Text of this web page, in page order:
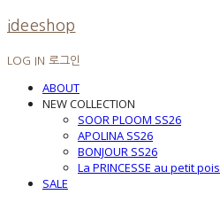
ideeshop
LOG IN 로그인
ABOUT
NEW COLLECTION
SOOR PLOOM SS26
APOLINA SS26
BONJOUR SS26
La PRINCESSE au petit pois
SALE